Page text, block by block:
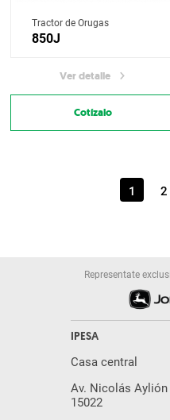
Tractor de Orugas
850J
Ver detalle
Cotízalo
1 2
Representate
IPESA
Casa central
Av. Nicolás Aylión
15022